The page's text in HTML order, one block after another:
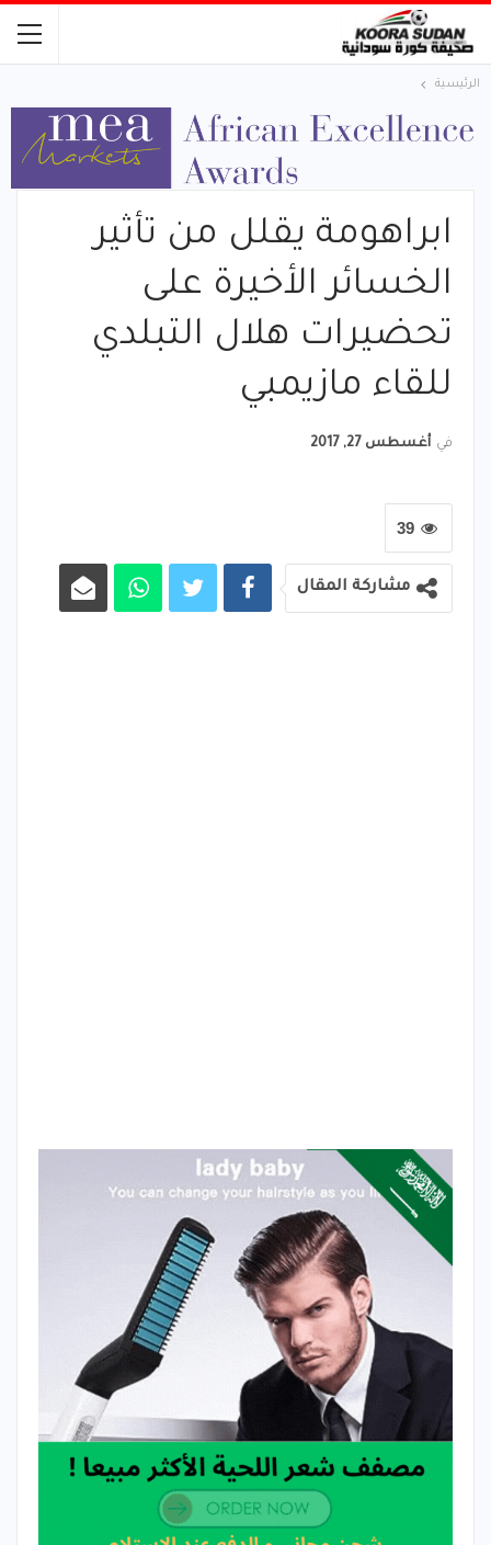
الرئيسية
ابراهومة يقلل من تأثير
الخسائر الأخيرة على
تحضيرات هلال التبلدي
للقاء مازيمبي
في أغسطس 27, 2017
39
مشاركة المقال